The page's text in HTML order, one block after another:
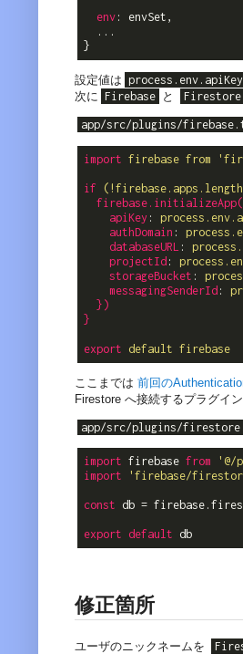
env : envSet,
  ...
設定値は process.env.apiKey
次に Firebase と Firestore
app/src/plugins/
import firebase from
if
apiKey :
authDomain :
databaseURL :
projectId :
storageBucket :
messagingSenderId :
})
}
export default firebase
ここまでは 前回の
Firestore へ接続するプラグイ
app/src/plugins/
import firebase from
'@/
import
'firebase/
const db =
export default
修正箇所
ユーザのニックネームを